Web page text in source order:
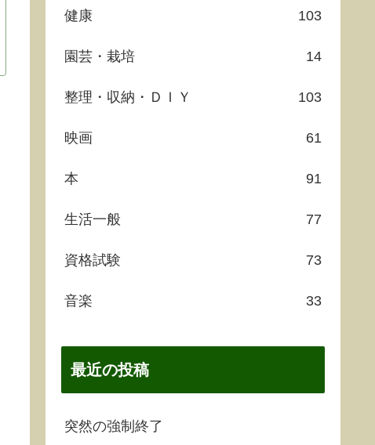
健康 103
園芸・栽培 14
整理・収納・ＤＩＹ 103
映画 61
本 91
生活一般 77
資格試験 73
音楽 33
最近の投稿
突然の強制終了